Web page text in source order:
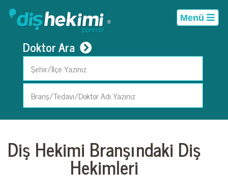
Menü
Doktor Ara
Diş Hekimi Branşındaki Diş
Hekimleri